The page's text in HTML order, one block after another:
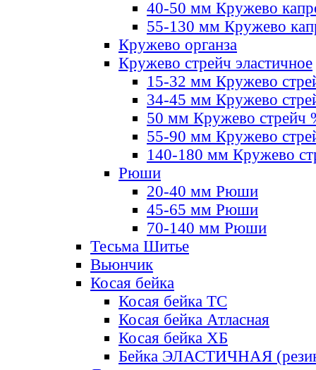
40-50 мм Кружево
55-130 мм Кружево
Кружево органза
Кружево стрейч эластичное
15-32 мм Кружево
34-45 мм Кружево
50 мм Кружево стрейч
55-90 мм Кружево
140-180 мм Кружево
Рюши
20-40 мм Рюши
45-65 мм Рюши
70-140 мм Рюши
Тесьма Шитье
Вьюнчик
Косая бейка
Косая бейка ТС
Косая бейка Атласная
Косая бейка ХБ
Бейка ЭЛАСТИЧНАЯ